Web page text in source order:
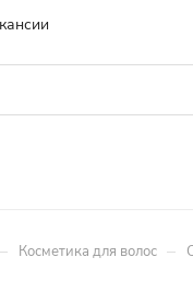
– Косметика для волос –